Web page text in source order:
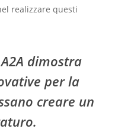
realizzare questi
dimostra
per la
creare un